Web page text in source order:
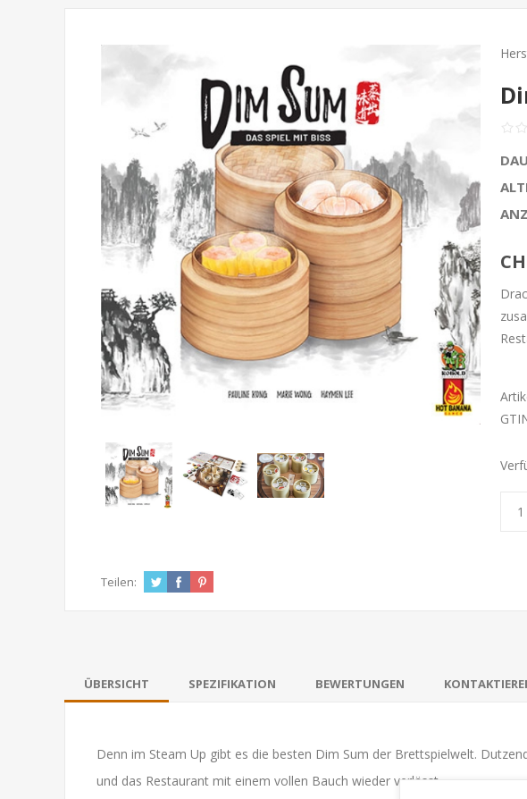
Teilen:
ÜBERSICHT SPEZIFIKATION BEWERTUNGEN
Denn im Steam Up gibt es die besten Dim Sum der Brettspielwelt.
und das Restaurant mit einem vollen Bauch wieder verlässt.